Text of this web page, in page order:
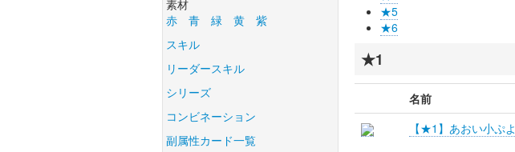
素材
赤
青 緑 黄
紫
スキル
リーダースキル
シリーズ
コンビネーション
副属性カード一覧
★5
★6
★1
名前
【★1】あおい小ぷよ